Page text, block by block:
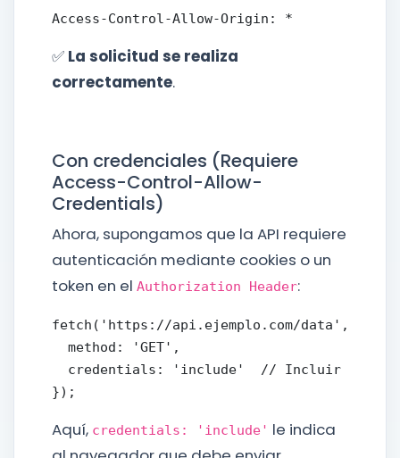
✅ La solicitud se realiza
correctamente.
Con credenciales (Requiere
Access-Control-Allow-
Credentials)
Ahora, supongamos que la API requiere
autenticación mediante cookies o un
token en el Authorization Header:
fetch('https://api.ejemplo.com/data', {
  method: 'GET',
credentials: 'include'  // Incluir
Aquí, credentials: 'include' le indica